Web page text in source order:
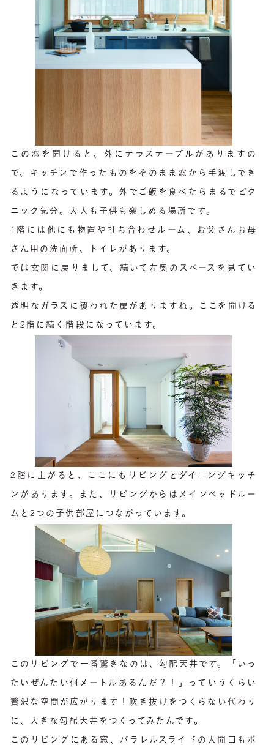
この窓を開けると、外にテラステーブルがありますの
で、キッチンで作ったものをそのまま窓から手渡しでき
るようになっています。外でご飯を食べたらまるでピク
ニック気分。大人も子供も楽しめる場所です。
1階には他にも物置や打ち合わせルーム、お父さんお母
さん用の洗面所、トイレがあります。
では玄関に戻りまして、続いて左奥のスペースを見てい
きます。
透明なガラスに覆われた扉がありますね。ここを開ける
と2階に続く階段になっています。
2階に上がると、ここにもリビングとダイニングキッチ
ンがあります。また、リビングからはメインベッドルー
ムと2つの子供部屋につながっています。
このリビングで一番驚きなのは、勾配天井です。「いっ
たいぜんたい何メートルあるんだ？！」っていうくらい
贅沢な空間が広がります！吹き抜けをつくらない代わり
に、大きな勾配天井をつくってみたんです。
このリビングにある窓、パラレルスライドの大開口もポ